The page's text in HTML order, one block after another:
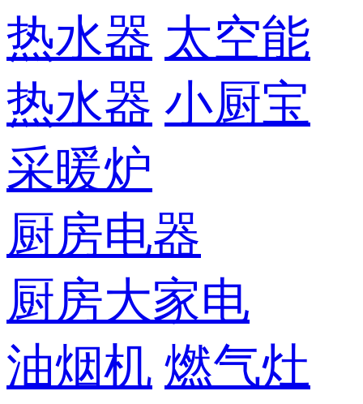
热水器 太空能
热水器 小厨宝
采暖炉
厨房电器
厨房大家电
油烟机 燃气灶